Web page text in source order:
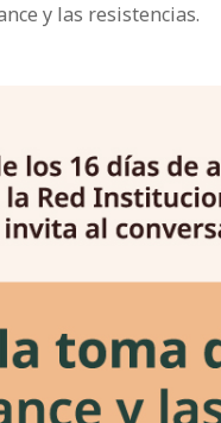
y las resistencias.